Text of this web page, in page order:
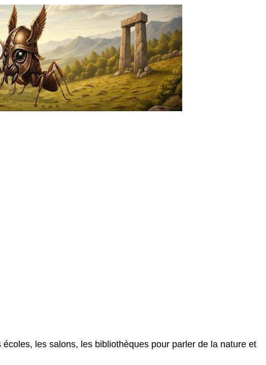
les salons, les bibliothèques pour parler de la nature et